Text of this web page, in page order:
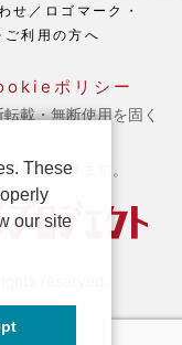
せ／ロゴマーク・
ご利用の方へ
ポリシー
載・無断使用を固く
しております。
These
our site